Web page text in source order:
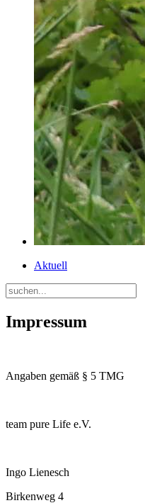
Aktuell
Impressum
Angaben gemäß § 5 TMG
team pure Life e.V.
Ingo Lienesch
Birkenweg 4